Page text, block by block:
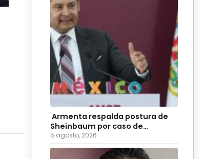
Armenta respalda postura de
Sheinbaum por caso de
diputadas poblanas
5 agosto, 2026